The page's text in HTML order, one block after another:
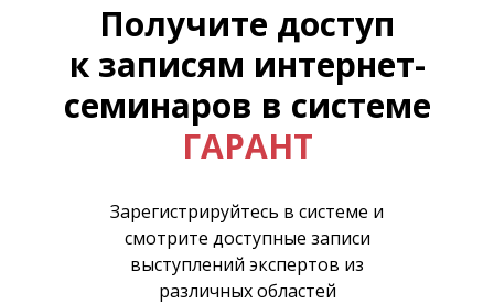
Получите доступ
к записям интернет-
семинаров в системе
ГАРАНТ
Зарегистрируйтесь в системе и
смотрите доступные записи
выступлений экспертов из
различных областей